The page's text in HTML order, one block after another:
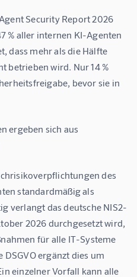
Security Report 2026
% aller internen KI-Agenten
dass mehr als die Hälfte
betrieben wird. Nur 14 %
bevor sie in
ergeben sich aus
des
standardmäßig als
verlangt das deutsche NIS2-
2026 durchgesetzt wird,
für alle IT-Systeme
ergänzt dies um
einzelner Vorfall kann alle